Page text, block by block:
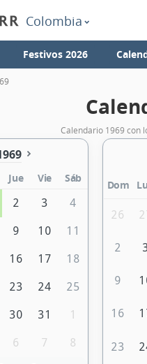
Colombia
Festivos 2026
Calendario 1969 con
Jue Vie
Sáb
2 3 4
9 10 11
16 17 18
23 24 25
30 31 1
6 7 8
Dom
26
2
9
16
23